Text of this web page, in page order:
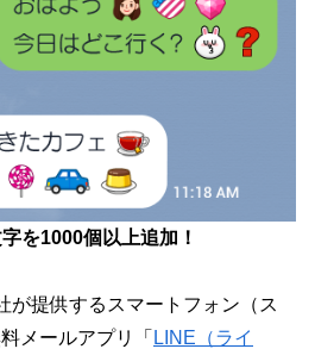
を1000個以上追加！
が提供するスマートフォン（ス
メールアプリ「 LINE（ライ